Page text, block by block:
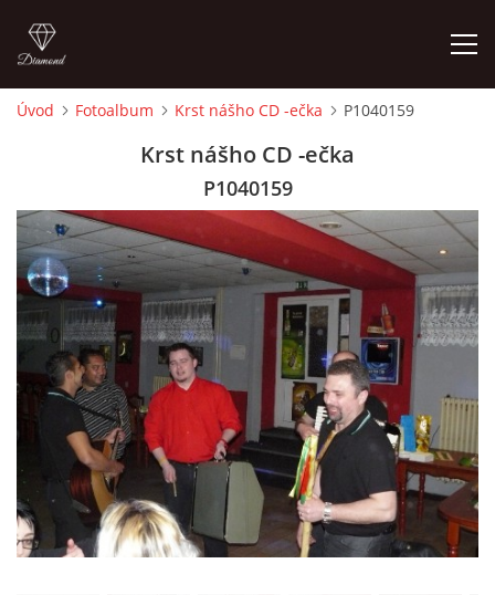
FOTOALBUM
AUDIO - VIDEO
VIDEOKLIPY
NÁVŠTEVNÁ KNIHA
ONÁS
Úvod Fotoalbum Krst nášho CD -ečka P1040159
Krst nášho CD -ečka
P1040159